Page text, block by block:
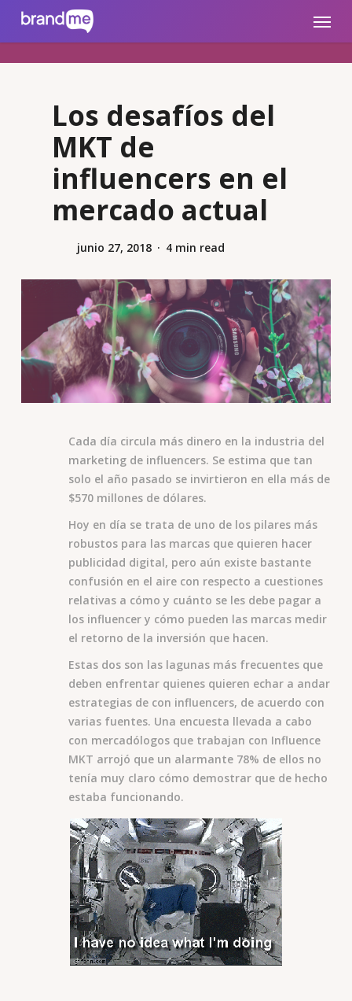
brandme.la Menu
Los desafíos del
MKT de
influencers en el
mercado actual
junio 27, 2018 4 min read
Cada día circula más dinero en la industria del
marketing de influencers. Se estima que tan
solo el año pasado se invirtieron en ella más de
$570 millones de dólares.
Hoy en día se trata de uno de los pilares más
robustos para las marcas que quieren hacer
publicidad digital, pero aún existe bastante
confusión en el aire con respecto a cuestiones
relativas a cómo y cuánto se les debe pagar a
los influencer y cómo pueden las marcas medir
el retorno de la inversión que hacen.
Estas dos son las lagunas más frecuentes que
deben enfrentar quienes quieren echar a andar
estrategias de con influencers, de acuerdo con
varias fuentes. Una encuesta llevada a cabo
con mercadólogos que trabajan con Influence
MKT arrojó que un alarmante 78% de ellos no
tenía muy claro cómo demostrar que de hecho
estaba funcionando.